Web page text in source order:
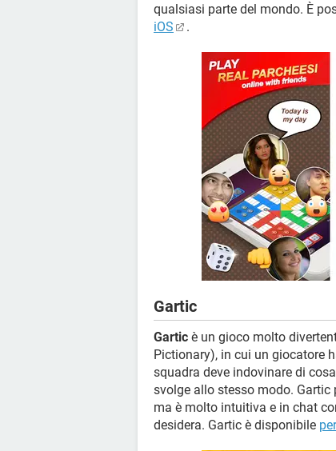
qualsiasi parte del mondo. È
iOS
.
Gartic
Gartic è un gioco molto
Pictionary), in cui un giocatore
squadra deve indovinare di
svolge allo stesso modo. Gartic
ma è molto intuitiva e in chat
desidera. Gartic è disponibile